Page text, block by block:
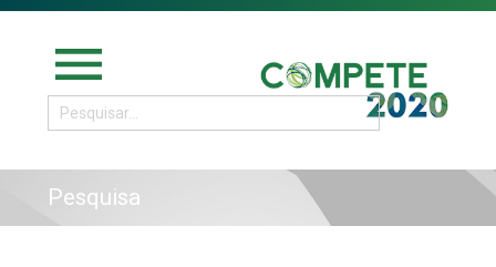
menu
Pesquisa